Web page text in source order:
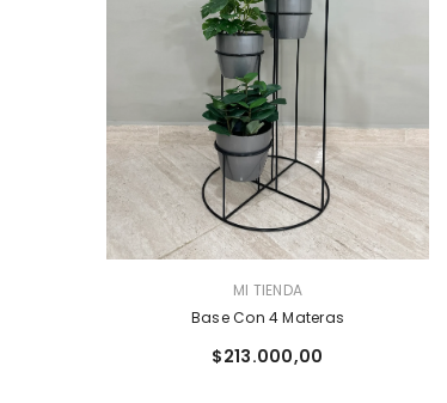
MI TIENDA
Base Con 4 Materas
$213.000,00